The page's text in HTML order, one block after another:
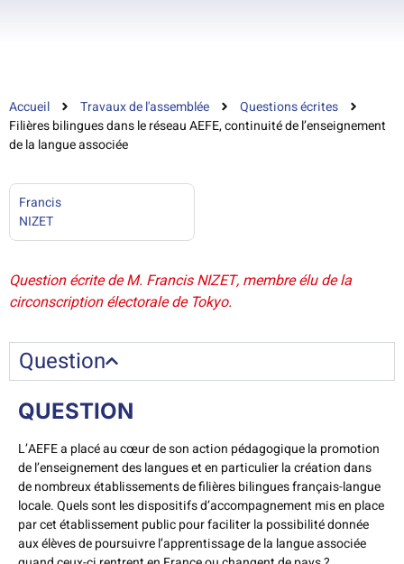
Accueil Travaux de l'assemblée
Questions écrites
Filières bilingues dans le réseau AEFE, continuité de l’enseignement
de la langue associée
Francis
NIZET
Question écrite de M. Francis NIZET, membre élu de la
circonscription électorale de Tokyo.
Question
QUESTION
L’AEFE a placé au cœur de son action pédagogique la promotion
de l’enseignement des langues et en particulier la création dans
de nombreux établissements de filières bilingues français-langue
locale. Quels sont les dispositifs d’accompagnement mis en place
par cet établissement public pour faciliter la possibilité donnée
aux élèves de poursuivre l’apprentissage de la langue associée